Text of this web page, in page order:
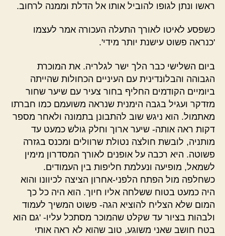
ראשו ונתן לגופו להוביל אותו אל הדלת וממנה לרחוב.
כשפסע לאיטו לאורך התעלה העכורה אמר לעצמו
'כנראה פשוט עישנת יותר מידי'.
ביום השלישי כבר הלך ישר לגלריה. את המוכרת
הגבוהה והבלונדינית עם העיניים הכחולות שהייתה
ביומיים הקודמים החליף בחור צעיר עם שיער שחור
מזדקר ועגיל בגבה הימנית שנראה משועמם כמו חברתו
מאתמול. הוא ניגש שוב להתבונן בתמונה ולאחר מספר
דקות ראה אותה- שיער ארוך וחלק גולש כמעט עד
מותניה, לובשת חולצה נטולת שרוולים ומכנס בגזרה
פשוטה. היא רכבה על אופנים לאורך המסדרון מימין
לשמאל, מופיעה ונעלמת חליפות בין העמודים.
כשחלפה מול הפתח הלפני-אחרון הציצה לכיוונו והוא
היה כמעט בטוח ששלחה אליו חיוך. הוא היה כל כך
המום שלא הצליח להוציא הגה- פשוט המשיך לעמוד
ולבהות בציור עד שקלט שהמוכר מסתכל עליו- 'גם הוא
בטח חושב שאני משוגע, טוב שהוא לא ראה אותי